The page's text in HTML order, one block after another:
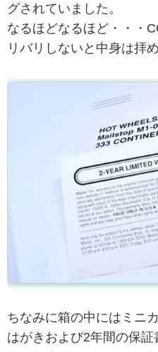
グされていました。
なるほどなるほど・・・
リバリしないと中身は拝
ちなみに箱の中にはミニ
はがきおよび2年間の保